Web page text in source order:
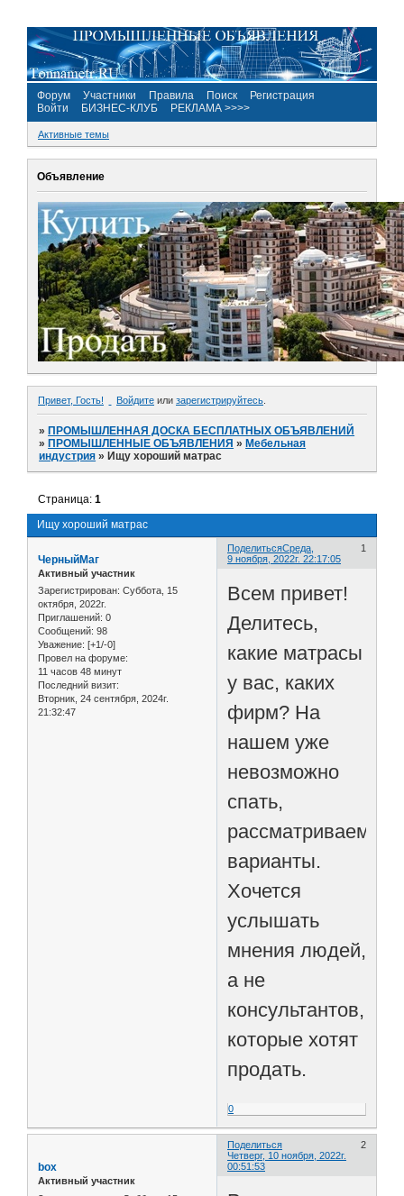
Форум Участники Правила Поиск
Регистрация
Войти
БИЗНЕС-КЛУБ РЕКЛАМА >>>>
Активные темы
Объявление
Привет, Гость! Войдите или зарегистрируйтесь
»ПРОМЫШЛЕННАЯ ДОСКА БЕСПЛАТНЫХ ОБЪЯВЛЕНИЙ
»ПРОМЫШЛЕННЫЕ ОБЪЯВЛЕНИЯ »Мебельная
индустрия »Ищу хороший матрас
Ищу хороший матрас
Страница:1
Поделиться 1
Среда,
9 ноября, 2022г. 22:17:05
ЧерныйМаг
Активный участник
Зарегистрирован: Суббота, 15
октября, 2022г.
Приглашений: 0
Сообщений: 98
Уважение: [+1/-0]
Провел на форуме:
11 часов 48 минут
Последний визит:
Вторник, 24 сентября, 2024г.
21:32:47
Всем привет!
Делитесь,
какие матрасы
у вас, каких
фирм? На
нашем уже
невозможно
спать,
рассматриваем
варианты.
Хочется
услышать
мнения людей,
а не
консультантов,
которые хотят
продать.
0
Поделиться
2
Четверг, 10 ноября, 2022г.
00:51:53
box
Активный участник